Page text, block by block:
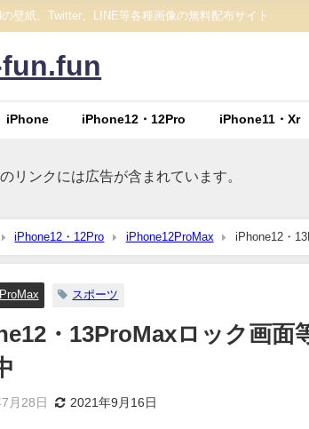
壁紙、Twitter、LINE等各種画像の無料配布サイト
iPhone iPhone12・12Pro iPhone11・Xr
リンクには広告が含まれています。
iPhone12・12Pro iPhone12ProMax iPhone12・
スポーツ
・13ProMaxロック画面
月28日 2021年9月16日